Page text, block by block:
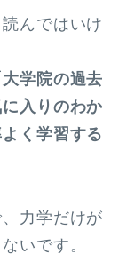
んではいけ
学院の過去
入りのわか
く学習する
力学だけが
いです。